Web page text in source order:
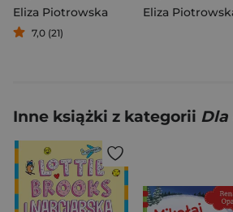
Eliza Piotrowska
7,0 (21)
Eliza
Inne książki z kategorii Dla